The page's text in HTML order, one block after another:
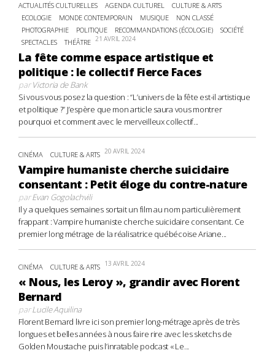
ACTUALITÉS CULTURELLES AGENDA CULTUREL
CULTURE & ARTS
ECOLOGIE
MONDE CONTEMPORAIN MUSIQUE
NON CLASSÉ
PHOTOGRAPHIE
POLITIQUE RECOMMANDATIONS (ÉCOLOGIE)
SOCIÉTÉ
SPECTACLES
THÉÂTRE 21 AVRIL 2024
La fête comme espace artistique et
politique : le collectif Fierce Faces
parVictoria de Bank
Si vous vous posez la question : “L’univers de la fête est-il artistique
et politique ?” J’espère que mon article saura vous montrer
pourquoi et comment avec le merveilleux collectif...
CINÉMA CULTURE & ARTS 20 AVRIL 2024
Vampire humaniste cherche suicidaire
consentant : Petit éloge du contre-nature
parEvan Gogolachvili
Il y a quelques semaines sortait un film au nom particulièrement
frappant : Vampire humaniste cherche suicidaire consentant. Ce
premier long métrage de la réalisatrice québécoise Ariane...
CINÉMA CULTURE & ARTS 13 AVRIL 2024
« Nous, les Leroy », grandir avec Florent
Bernard
parLucile Aquilina
Florent Bernard livre ici son premier long-métrage après de très
longues et belles années à nous faire rire avec les sketchs de
Golden Moustache puis l’inratable podcast « Le...